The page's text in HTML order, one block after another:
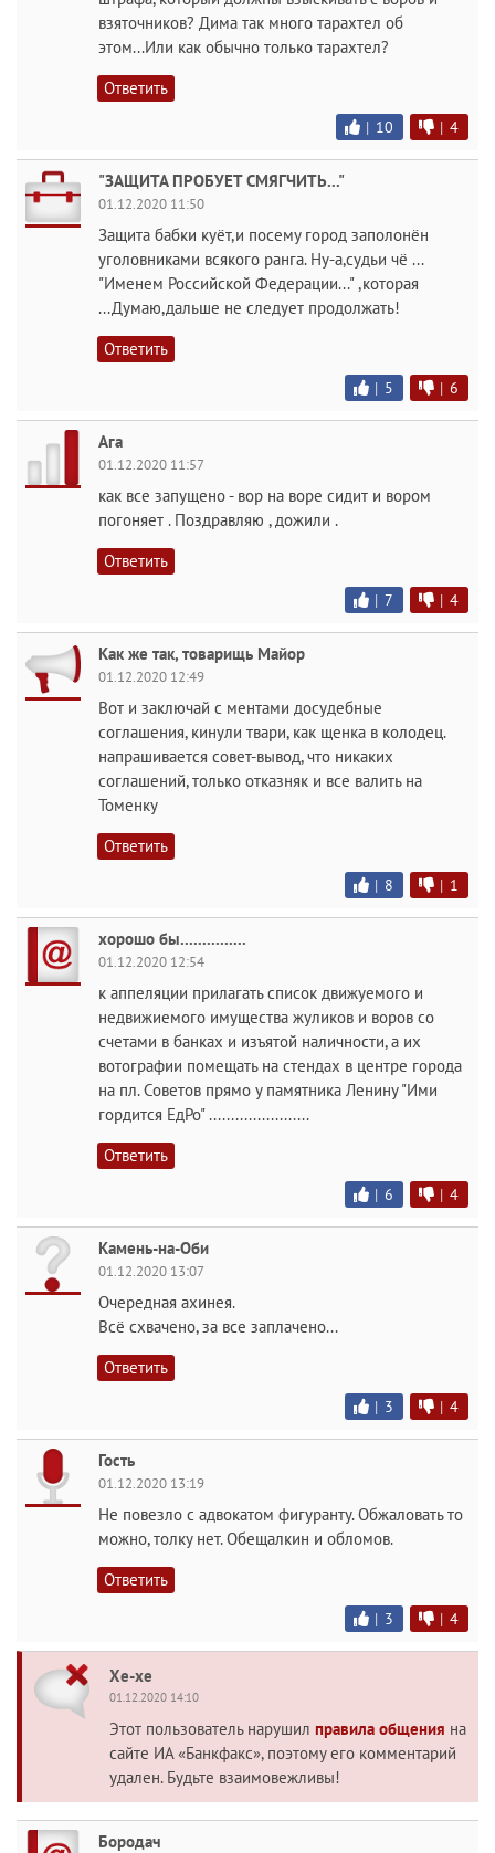
взяточников? Дима так много тарахтел об
этом...Или как обычно только тарахтел?
Ответить
| 10 | 4
"ЗАЩИТА ПРОБУЕТ СМЯГЧИТЬ..."
01.12.2020 11:50
Защита бабки куёт,и посему город заполонён
уголовниками всякого ранга. Ну-а,судьи чё ...
"Именем Российской Федерации..." ,которая
...Думаю,дальше не следует продолжать!
Ответить
| 5 | 6
Ага
01.12.2020 11:57
как все запущено - вор на воре сидит и вором
погоняет . Поздравляю , дожили .
Ответить
| 7 | 4
Как же так, товарищь Майор
01.12.2020 12:49
Вот и заключай с ментами досудебные
соглашения, кинули твари, как щенка в колодец.
напрашивается совет-вывод, что никаких
соглашений, только отказняк и все валить на
Томенку
Ответить
| 8 | 1
хорошо бы...............
01.12.2020 12:54
к аппеляции прилагать список движуемого и
недвижиемого имущества жуликов и воров со
счетами в банках и изъятой наличности, а их
вотографии помещать на стендах в центре города
на пл. Советов прямо у памятника Ленину "Ими
гордится ЕдРо" .......................
Ответить
| 6 | 4
Камень-на-Оби
01.12.2020 13:07
Очередная ахинея.
Всё схвачено, за все заплачено...
Ответить
| 3 | 4
Гость
01.12.2020 13:19
Не повезло с адвокатом фигуранту. Обжаловать то
можно, толку нет. Обещалкин и обломов.
Ответить
| 3 | 4
Хе-хе
01.12.2020 14:10
Этот пользователь нарушил правила общения на
сайте ИА «Банкфакс», поэтому его комментарий
удален. Будьте взаимовежливы!
Бородач